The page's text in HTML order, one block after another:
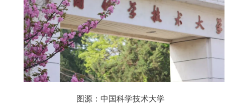
图源：中国科学技术大学